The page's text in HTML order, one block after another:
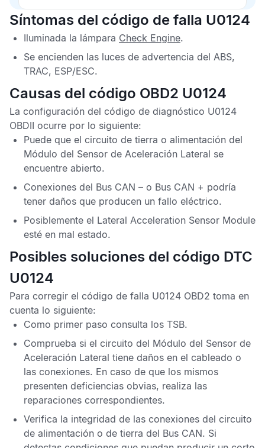
Síntomas del código de falla U0124
Iluminada la lámpara Check Engine.
Se encienden las luces de advertencia del ABS,
TRAC, ESP/ESC.
Causas del código OBD2 U0124
La configuración del código de diagnóstico U0124
OBDII ocurre por lo siguiente:
Puede que el circuito de tierra o alimentación del
Módulo del Sensor de Aceleración Lateral se
encuentre abierto.
Conexiones del Bus CAN – o Bus CAN + podría
tener daños que producen un fallo eléctrico.
Posiblemente el Lateral Acceleration Sensor Module
esté en mal estado.
Posibles soluciones del código DTC
U0124
Para corregir el código de falla U0124 OBD2 toma en
cuenta lo siguiente:
Como primer paso consulta los TSB.
Comprueba si el circuito del Módulo del Sensor de
Aceleración Lateral tiene daños en el cableado o
las conexiones. En caso de que los mismos
presenten deficiencias obvias, realiza las
reparaciones correspondientes.
Verifica la integridad de las conexiones del circuito
de alimentación o de tierra del Bus CAN. Si